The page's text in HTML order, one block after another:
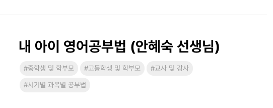
내 아이 영어공부법 (안혜숙 선생님)
#중학생 및 학부모 #고등학생 및 학부모 #교사 및 강사
#시기별 과목별 공부법